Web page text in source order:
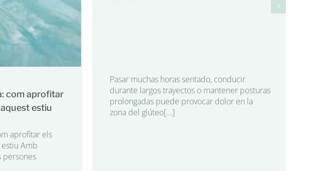
com aprofitar
estiu
aprofitar els
Amb
persones
Pasar muchas horas sentado, conducir
durante largos trayectos o mantener posturas
prolongadas puede provocar dolor en la
zona del glúteo[...]